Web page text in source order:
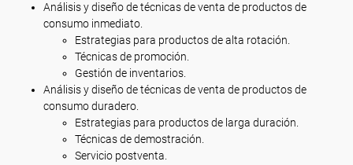
Análisis y diseño de técnicas de venta de productos de
consumo inmediato.
Estrategias para productos de alta rotación.
Técnicas de promoción.
Gestión de inventarios.
Análisis y diseño de técnicas de venta de productos de
consumo duradero.
Estrategias para productos de larga duración.
Técnicas de demostración.
Servicio postventa.